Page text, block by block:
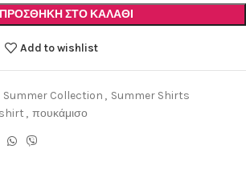
ΠΡΟΣΘΉΚΗ ΣΤΟ ΚΑΛΆΘΙ
Add to wishlist
Summer Collection , Summer Shirts
shirt , πουκάμισο